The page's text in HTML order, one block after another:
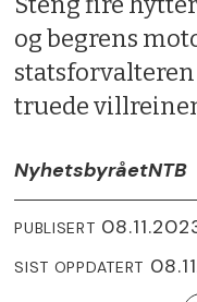
og begrens
statsforvalteren
truede
NyhetsbyråetNTB
PUBLISERT
SIST OPPDATERT